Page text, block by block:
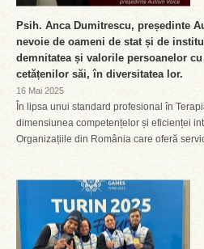
Psih. Anca Dumitrescu, președinte
nevoie de oameni de stat și de
demnitatea și valorile persoanelor
cetățenilor săi, în diversitatea lor.
16 Mai 2025
În lipsa unui standard profesional în
dimensiunea competențelor și eficienței
Organizațiile din România care oferă